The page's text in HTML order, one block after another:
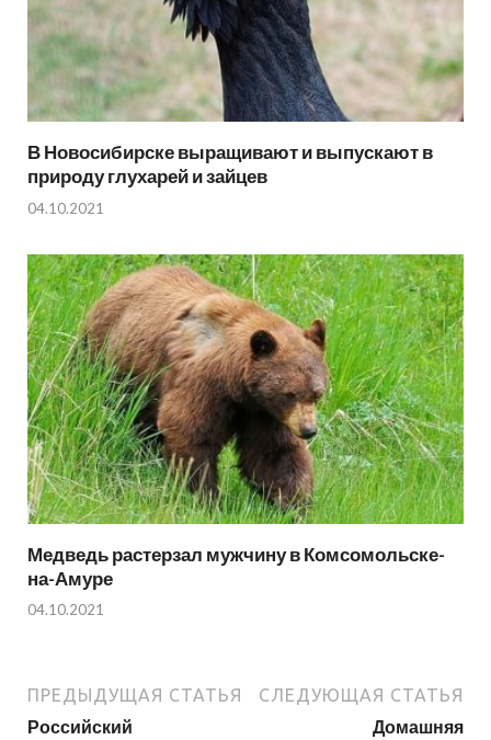
В Новосибирске выращивают и выпускают в
природу глухарей и зайцев
04.10.2021
Медведь растерзал мужчину в Комсомольске-
на-Амуре
04.10.2021
ПРЕДЫДУЩАЯ СТАТЬЯ
Российский
СЛЕДУЮЩАЯ СТАТЬЯ
Домашняя